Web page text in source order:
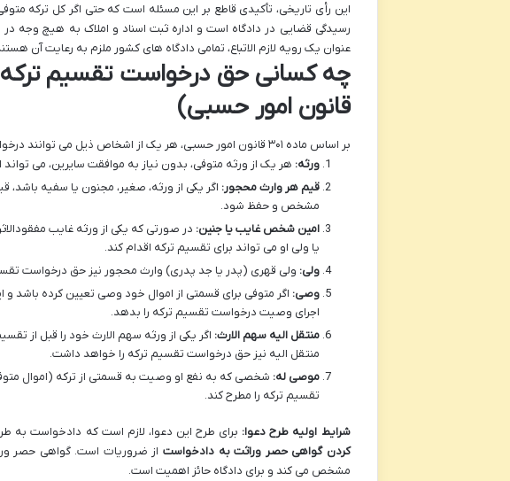
این رأی تاریخی، تأکیدی قاطع بر این مسئله است که حتی اگر کل ترکه
رسیدگی قضایی در دادگاه است و اداره ثبت اسناد و املاک به هیچ وجه
عنوان یک رویه لازم الاتباع، تمامی دادگاه های کشور ملزم به رعایت آن
قانون امور حسبی)
بر اساس ماده ۳۰۱ قانون امور حسبی، هر یک از اشخاص ذیل می توانند درخواست تقسیم ترکه را از دادگاه صالح بنمایند:
ورثه: هر یک از ورثه متوفی، بدون نیاز به موافقت سایرین، می
قیم هر وارث محجور: اگر یکی از ورثه، صغیر، مجنون یا سفیه
مشخص و حفظ شود.
امین شخص غایب یا جنین: در صورتی که یکی از ورثه غایب
یا ولی او می تواند برای تقسیم ترکه اقدام کند.
ولی: ولی قهری (پدر یا جد پدری) وارث محجور نیز حق درخواست
وصی: اگر متوفی برای قسمتی از اموال خود وصی تعیین کرده باشد و
اجرای وصیت درخواست تقسیم ترکه را بدهد.
منتقل الیه سهم الارث: اگر یکی از ورثه سهم الارث خود را قبل
منتقل الیه نیز حق درخواست تقسیم ترکه را خواهد داشت.
موصی له: شخصی که به نفع او وصیت به قسمتی از ترکه (اموال
تقسیم ترکه را مطرح کند.
شرایط اولیه طرح دعوا: برای طرح این دعوا، لازم است که دادخواست به
کردن گواهی حصر وراثت به دادخواستاز ضروریات است. گواهی حصر
مشخص می کند و برای دادگاه حائز اهمیت است.